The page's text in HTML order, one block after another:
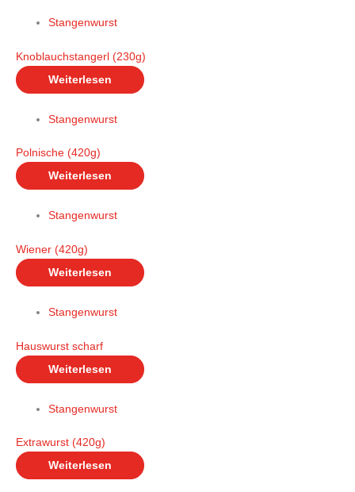
Stangenwurst
Knoblauchstangerl (230g)
Weiterlesen
Stangenwurst
Polnische (420g)
Weiterlesen
Stangenwurst
Wiener (420g)
Weiterlesen
Stangenwurst
Hauswurst scharf
Weiterlesen
Stangenwurst
Extrawurst (420g)
Weiterlesen